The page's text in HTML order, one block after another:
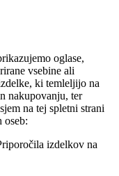
oglase,
vsebine ali
ki temleljijo na
nakupovanju, ter
na tej spletni strani
oseb:
izdelkov na